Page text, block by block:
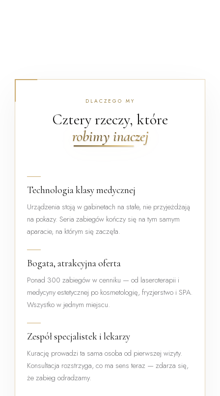
DLACZEGO MY
Cztery rzeczy, które
robimy inaczej
Technologia klasy medycznej
Urządzenia stoją w gabinetach na stałe, nie przyjeżdżają
na pokazy. Seria zabiegów kończy się na tym samym
aparacie, na którym się zaczęła.
Bogata, atrakcyjna oferta
Ponad 300 zabiegów w cenniku — od laseroterapii i
medycyny estetycznej po kosmetologię, fryzjerstwo i SPA.
Wszystko w jednym miejscu.
Zespół specjalistek i lekarzy
Kurację prowadzi ta sama osoba od pierwszej wizyty.
Konsultacja rozstrzyga, co ma sens teraz — zdarza się,
że zabieg odradzamy.